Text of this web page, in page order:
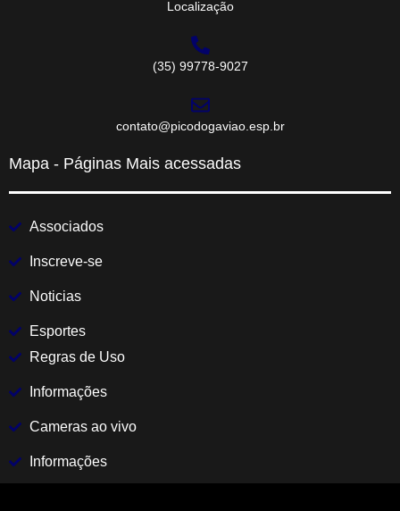
Localização
(35) 99778-9027
contato@picodogaviao.esp.br
Mapa - Páginas Mais acessadas
Associados
Inscreve-se
Noticias
Esportes
Regras de Uso
Informações
Cameras ao vivo
Informações